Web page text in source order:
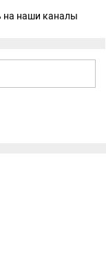
на наши каналы